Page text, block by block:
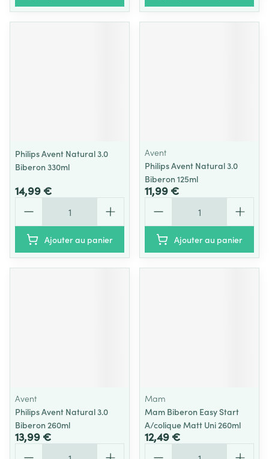
Philips Avent Natural 3.0
Biberon 330ml
14,99 €
Ajouter au panier
Avent
Philips Avent Natural 3.0
Biberon 125ml
11,99 €
Ajouter au panier
Avent
Philips Avent Natural 3.0
Biberon 260ml
13,99 €
Mam
Mam Biberon Easy Start
A/colique Matt Uni 260ml
12,49 €